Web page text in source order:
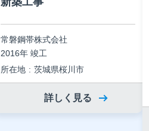
常磐鋼帯株式会社
2016年 竣工
所在地
茨城県桜川市
詳しく見る